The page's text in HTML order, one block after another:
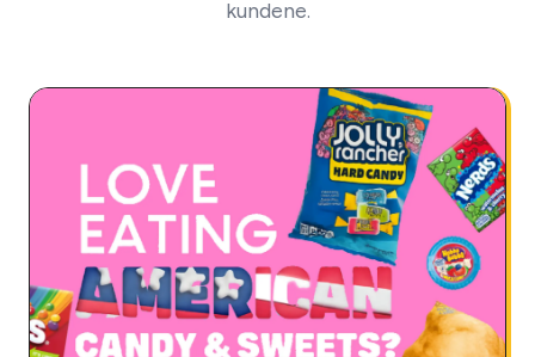
kundene.